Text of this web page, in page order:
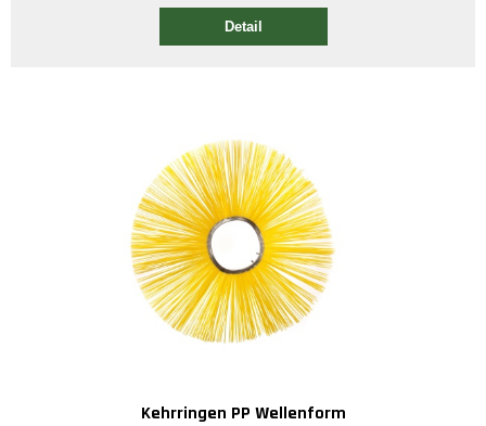
Detail
Kehrringen PP Wellenform